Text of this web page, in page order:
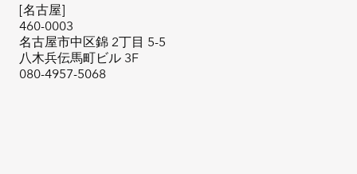
[名古屋]
460-0003
名古屋市中区錦 2丁目 5-5
八木兵伝馬町ビル 3F
080-4957-5068